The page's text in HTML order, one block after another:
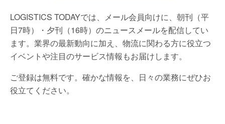
LOGISTICS TODAYでは、メール会員向けに、朝刊（平
日7時）・夕刊（16時）のニュースメールを配信してい
ます。業界の最新動向に加え、物流に関わる方に役立つ
イベントや注目のサービス情報もお届けします。
ご登録は無料です。確かな情報を、日々の業務にぜひお
役立てください。